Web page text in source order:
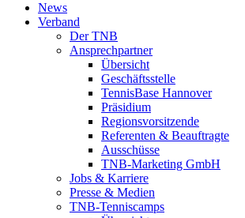
News
Verband
Der TNB
Ansprechpartner
Übersicht
Geschäftsstelle
TennisBase Hannover
Präsidium
Regionsvorsitzende
Referenten & Beauftragte
Ausschüsse
TNB-Marketing GmbH
Jobs & Karriere
Presse & Medien
TNB-Tenniscamps